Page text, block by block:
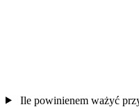
Ile powinienem ważyć